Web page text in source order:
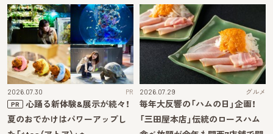
2026.07.30 PR
PR
心踊る新体験&展示が続々！
夏のおでかけはパワーアップし
2026.07.29 グルメ
毎年大反響の「ハムの日」企画！
「三田屋本店」伝統のロースハム